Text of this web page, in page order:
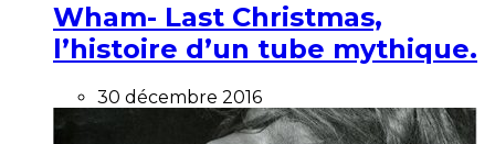
Wham- Last Christmas,
l’histoire d’un tube mythique.
30 décembre 2016